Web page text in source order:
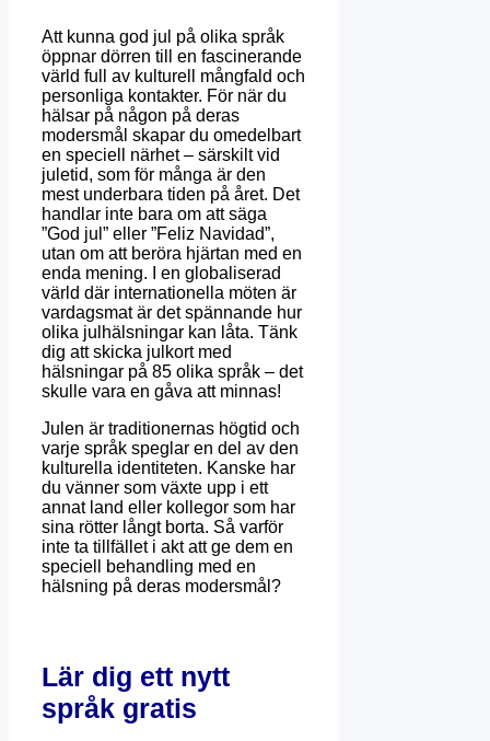
Att kunna god jul på olika språk
öppnar dörren till en fascinerande
värld full av kulturell mångfald och
personliga kontakter. För när du
hälsar på någon på deras
modersmål skapar du omedelbart
en speciell närhet – särskilt vid
juletid, som för många är den
mest underbara tiden på året. Det
handlar inte bara om att säga
”God jul” eller ”Feliz Navidad”,
utan om att beröra hjärtan med en
enda mening.
I en globaliserad
värld där internationella möten är
vardagsmat är det spännande hur
olika julhälsningar kan låta. Tänk
dig att skicka julkort med
hälsningar på 85 olika språk – det
skulle vara en gåva att minnas!
Julen är traditionernas högtid och
varje språk speglar en del av den
kulturella identiteten. Kanske har
du vänner som växte upp i ett
annat land eller kollegor som har
sina rötter långt borta. Så varför
inte ta tillfället i akt att ge dem en
speciell behandling med en
hälsning på deras modersmål?
Lär dig ett nytt
språk gratis